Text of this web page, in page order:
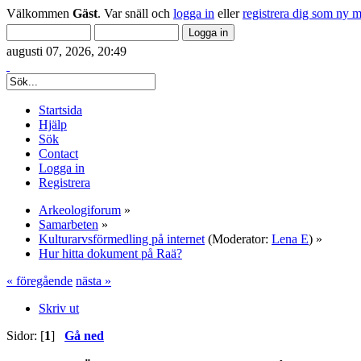
Välkommen Gäst. Var snäll och logga in ellerregistrera dig som ny
augusti 07, 2026, 20:49
Startsida
Hjälp
Sök
Contact
Logga in
Registrera
Arkeologiforum »
Samarbeten »
Kulturarvsförmedling på internet (Moderator: Lena E) »
Hur hitta dokument på Raä?
« föregående nästa »
Skriv ut
Sidor: [1] Gå ned